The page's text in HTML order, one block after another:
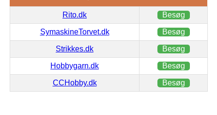
Rito.dk Besøg
SymaskineTorvet.dk Besøg
Strikkes.dk Besøg
Hobbygarn.dk Besøg
CCHobby.dk Besøg